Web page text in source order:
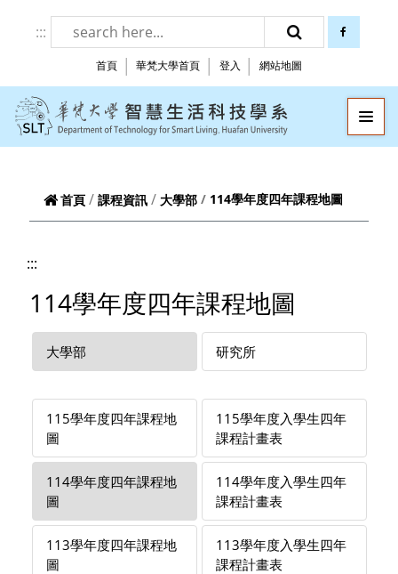
:::
搜尋
首頁 華梵大學首頁 登入 網站地圖
華梵大學智慧
—
—
—
首頁 課程資訊 大學部 114學年度四年課程地圖
:::
114學年度四年課程地圖
大學部 研究所
115學年度四年課程地
圖
115學年度入學生四年
課程計畫表
114學年度四年課程地
圖
114學年度入學生四年
課程計畫表
113學年度四年課程地
圖
113學年度入學生四年
課程計畫表